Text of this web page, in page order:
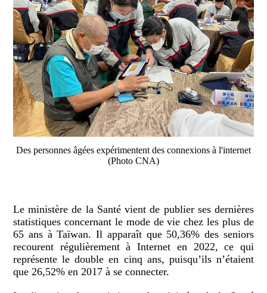
Des personnes âgées expérimentent des connexions à l'internet
(Photo CNA)
Le ministère de la Santé vient de publier ses dernières
statistiques concernant le mode de vie chez les plus de
65 ans à Taïwan. Il apparaît que 50,36% des seniors
recourent régulièrement à Internet en 2022, ce qui
représente le double en cinq ans, puisqu’ils n’étaient
que 26,52% en 2017 à se connecter.